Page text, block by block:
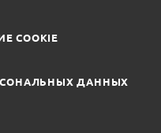
COOKIE
ДАННЫХ